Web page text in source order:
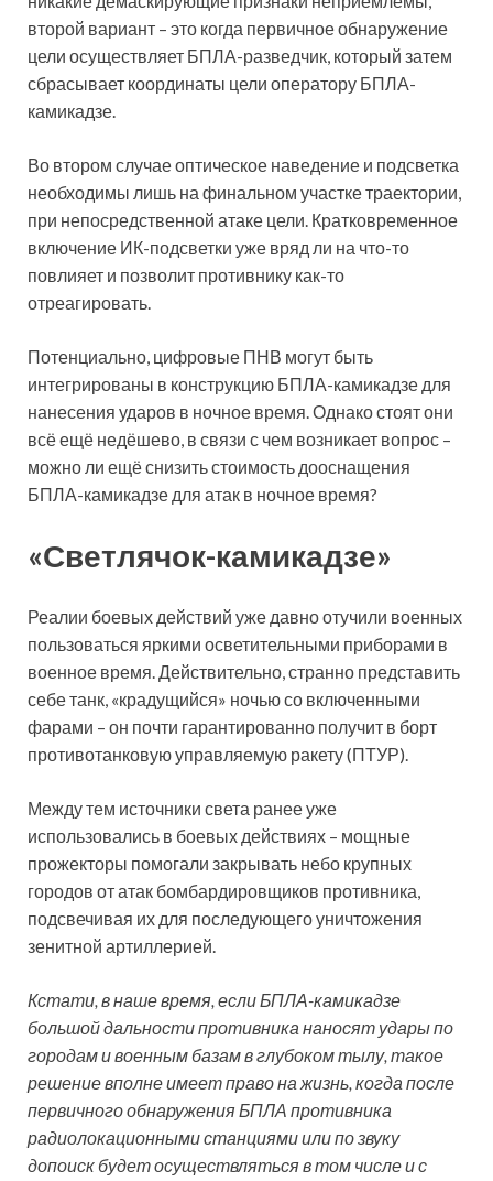
второй вариант – это когда первичное обнаружение
цели осуществляет БПЛА-разведчик, который затем
сбрасывает координаты цели оператору БПЛА-
камикадзе.
Во втором случае оптическое наведение и подсветка
необходимы лишь на финальном участке траектории,
при непосредственной атаке цели. Кратковременное
включение ИК-подсветки уже вряд ли на что-то
повлияет и позволит противнику как-то
отреагировать.
Потенциально, цифровые ПНВ могут быть
интегрированы в конструкцию БПЛА-камикадзе для
нанесения ударов в ночное время. Однако стоят они
всё ещё недёшево, в связи с чем возникает вопрос –
можно ли ещё снизить стоимость дооснащения
БПЛА-камикадзе для атак в ночное время?
«Светлячок-камикадзе»
Реалии боевых действий уже давно отучили военных
пользоваться яркими осветительными приборами в
военное время. Действительно, странно представить
себе танк, «крадущийся» ночью со включенными
фарами – он почти гарантированно получит в борт
противотанковую управляемую ракету (ПТУР).
Между тем источники света ранее уже
использовались в боевых действиях – мощные
прожекторы помогали закрывать небо крупных
городов от атак бомбардировщиков противника,
подсвечивая их для последующего уничтожения
зенитной артиллерией.
Кстати, в наше время, если БПЛА-камикадзе
большой дальности противника наносят удары по
городам и военным базам в глубоком тылу, такое
решение вполне имеет право на жизнь, когда после
первичного обнаружения БПЛА противника
радиолокационными станциями или по звуку
допоиск будет осуществляться в том числе и с